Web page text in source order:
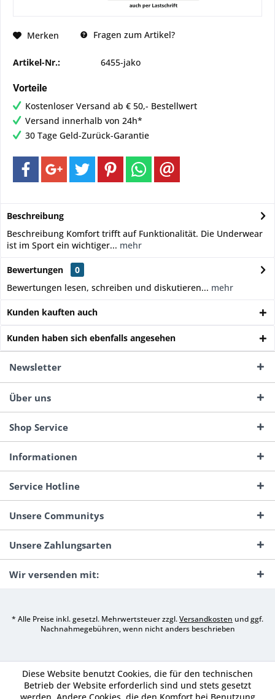
Merken Fragen zum Artikel?
Artikel-Nr.: 6455-jako
Vorteile
Kostenloser Versand ab € 50,- Bestellwert
Versand innerhalb von 24h*
30 Tage Geld-Zurück-Garantie
Beschreibung
Beschreibung Komfort trifft auf Funktionalität. Die Underwear
ist im Sport ein wichtiger... mehr
Bewertungen
0
Bewertungen lesen, schreiben und diskutieren... mehr
Kunden kauften auch
Kunden haben sich ebenfalls angesehen
Newsletter
Über uns
Shop Service
Informationen
Service Hotline
Unsere Communitys
Unsere Zahlungsarten
Wir versenden mit:
* Alle Preise inkl. gesetzl. Mehrwertsteuer zzgl.Versandkosten und ggf.
Nachnahmegebühren, wenn nicht anders beschrieben
Diese Website benutzt Cookies, die für den technischen
Betrieb der Website erforderlich sind und stets gesetzt